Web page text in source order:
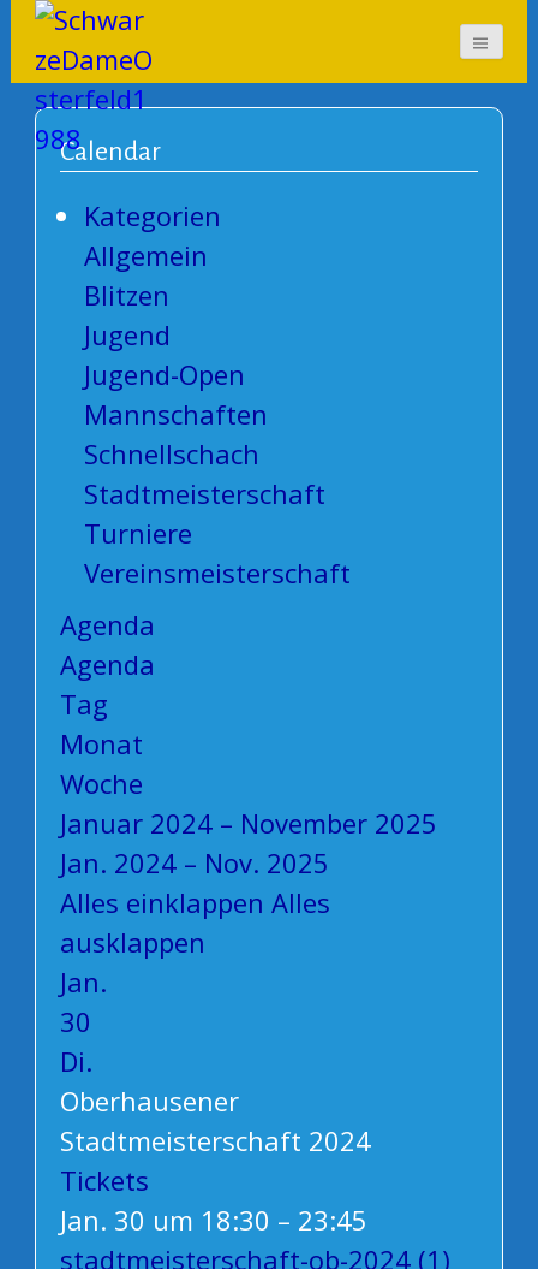
SchwarzeDameOsterf
eld1988
Calendar
Kategorien
Allgemein
Blitzen
Jugend
Jugend-Open
Mannschaften
Schnellschach
Stadtmeisterschaft
Turniere
Vereinsmeisterschaft
Agenda
Agenda
Tag
Monat
Woche
Januar 2024 – November 2025
Jan. 2024 – Nov. 2025
Alles einklappen Alles
ausklappen
Jan.
30
Di.
Oberhausener
Stadtmeisterschaft 2024
Tickets
Jan. 30 um 18:30 – 23:45
stadtmeisterschaft-ob-2024 (1)